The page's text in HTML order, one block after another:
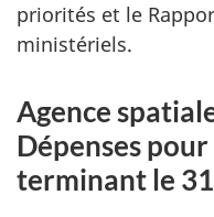
priorités et le
ministériels.
Agence
Dépenses
terminant le